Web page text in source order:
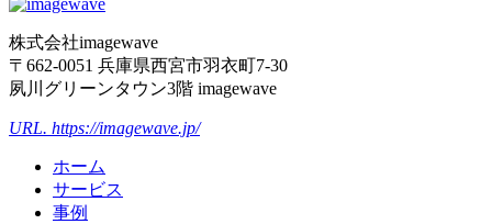
株式会社imagewave
〒662-0051 兵庫県西宮市羽衣町7-30
夙川グリーンタウン3階 imagewave
URL. https://imagewave.jp/
ホーム
サービス
事例